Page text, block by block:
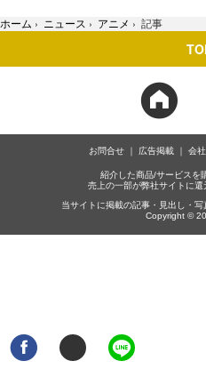
ホーム › ニュース › アニメ › 記事
お問合せ 広告掲載 会
紹介した商品/サービスを
売上の一部が弊社サイトに還
当サイトに掲載の記事・見出し・写
Copyright ©